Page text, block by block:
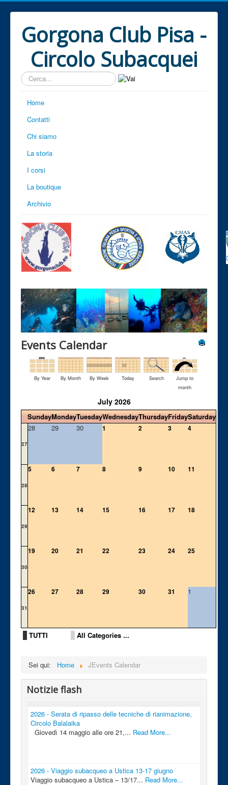
Gorgona Club Pisa -
Circolo Subacquei
Cerca...
Home
Contatti
Chi siamo
La storia
I corsi
La boutique
Archivio
Events Calendar
By Year By Month By Week Today Search
Jump to
month
July 2026
SundayMondayTuesdayWednesdayThursdayFridaySaturday
27
28 29 30 1 2 3 4
28
5 6 7 8 9 10 11
29
12 13 14 15 16 17 18
30
19 20 21 22 23 24 25
31
26 27 28 29 30 31 1
TUTTI All Categories ...
Sei qui: Home JEvents Calendar
Notizie flash
2026 - Serata di ripasso delle tecniche di rianimazione,
Circolo Balalaika
Giovedì 14 maggio alle ore 21,... Read More...
2026 - Viaggio subacqueo a Ustica 13-17 giugno
Viaggio subacqueo a Ustica – 13/17... Read More...